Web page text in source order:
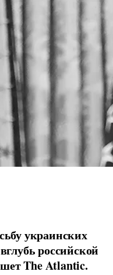
украинских
российской
The Atlantic.